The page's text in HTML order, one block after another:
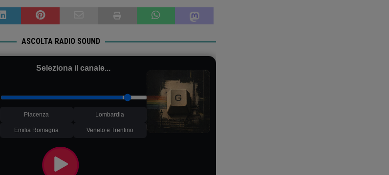
ASCOLTA RADIO SOUND
Seleziona il canale...
Piacenza Lombardia
Emilia Romagna Veneto e Trentino